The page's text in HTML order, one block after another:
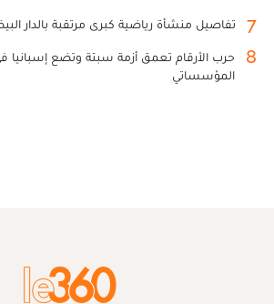
7 تفاصيل منشأة رياضية كبرى مرتقبة بالدار
8
حرب الأرقام تعمق أزمة سبتة وتضع إسبانيا
المؤسساتي